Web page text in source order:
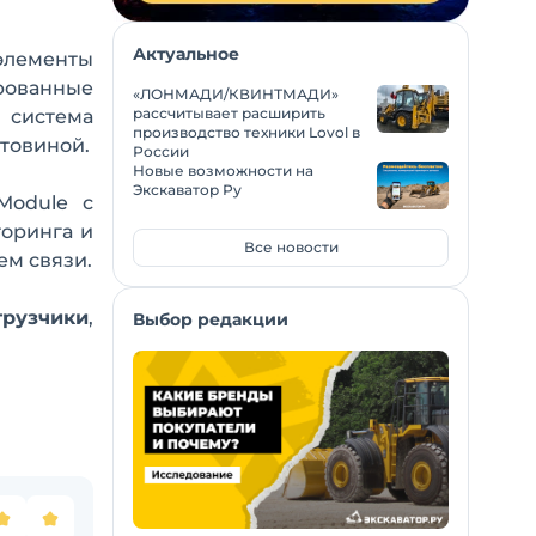
с
и
связи.
,
Актуальное
«ЛОНМАДИ/КВИНТМАДИ»
рассчитывает расширить
производство техники Lovol в
России
Новые возможности на
Экскаватор Ру
Все новости
Выбор редакции